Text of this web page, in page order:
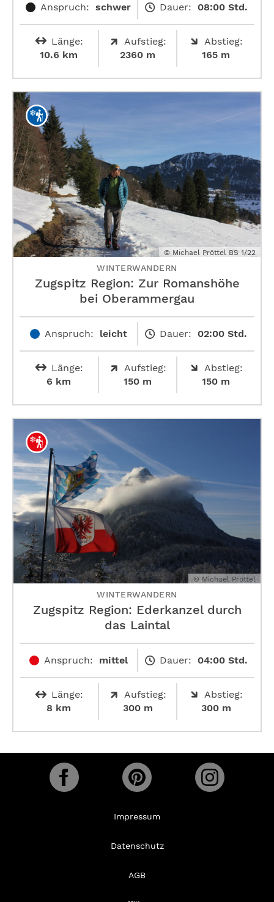
Anspruch: schwer Dauer: 08:00 Std.
Länge:
10.6 km
Aufstieg:
2360 m
Abstieg:
165 m
© Michael Pröttel BS 1/22
WINTERWANDERN
Zugspitz Region: Zur Romanshöhe
bei Oberammergau
Anspruch: leicht Dauer: 02:00 Std.
Länge:
6 km
Aufstieg:
150 m
Abstieg:
150 m
© Michael Pröttel
WINTERWANDERN
Zugspitz Region: Ederkanzel durch
das Laintal
Anspruch: mittel Dauer: 04:00 Std.
Länge:
8 km
Aufstieg:
300 m
Abstieg:
300 m
Impressum
Datenschutz
AGB